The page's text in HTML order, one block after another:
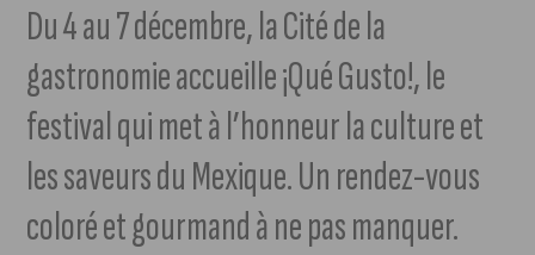
Du 4 au 7 décembre, la Cité de la
gastronomie accueille ¡Qué Gusto!, le
festival qui met à l’honneur la culture et
les saveurs du Mexique. Un rendez-vous
coloré et gourmand à ne pas manquer.